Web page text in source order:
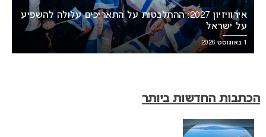
אירוויזיון 2027: ההתלבטות על התאריכים עלולה להשפיע
על ישראל
1 באוגוסט 2026
הכתבות החדשות ביותר